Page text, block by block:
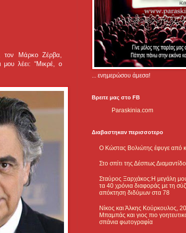
τον Μάρκο Ζέρβα,
λέει: “Μικρέ, ο
... ενημερώσου άμεσα!
Βρειτε μας στο FB
Paraskinia.com
Διαβαστηκαν περισσοτερο
Ο Κώστας Βολιώτης έφυγε από
Στο σπίτι της Δέσπως
Σταύρος Ξαρχάκος:Η μεγάλη
τα 40 χρόνια διαφοράς με τη
απόκτηση διδύμων στα 78
Νίκος και Άλκης Κούρκουλος,
Μπαμπάς και γιος πιο
σπάνια φωτογραφία